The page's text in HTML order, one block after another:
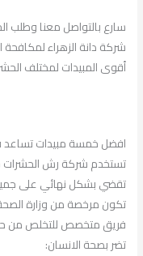
سارع بالتواصل معنا وطلب
شركة دانة الزهراء لمكافحة
أقوى المبيدات لمختلف
افضل خمسة مبيدات
تستخدم شركة رش الحشرات
تقضي بشكل نهائي على جميع
تكون مرخصة من وزارة
فريق متخصص للتخلص من
تضر بصحة الانسان: